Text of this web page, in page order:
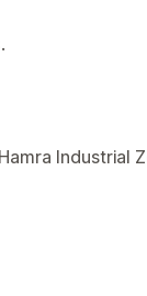
Industrial